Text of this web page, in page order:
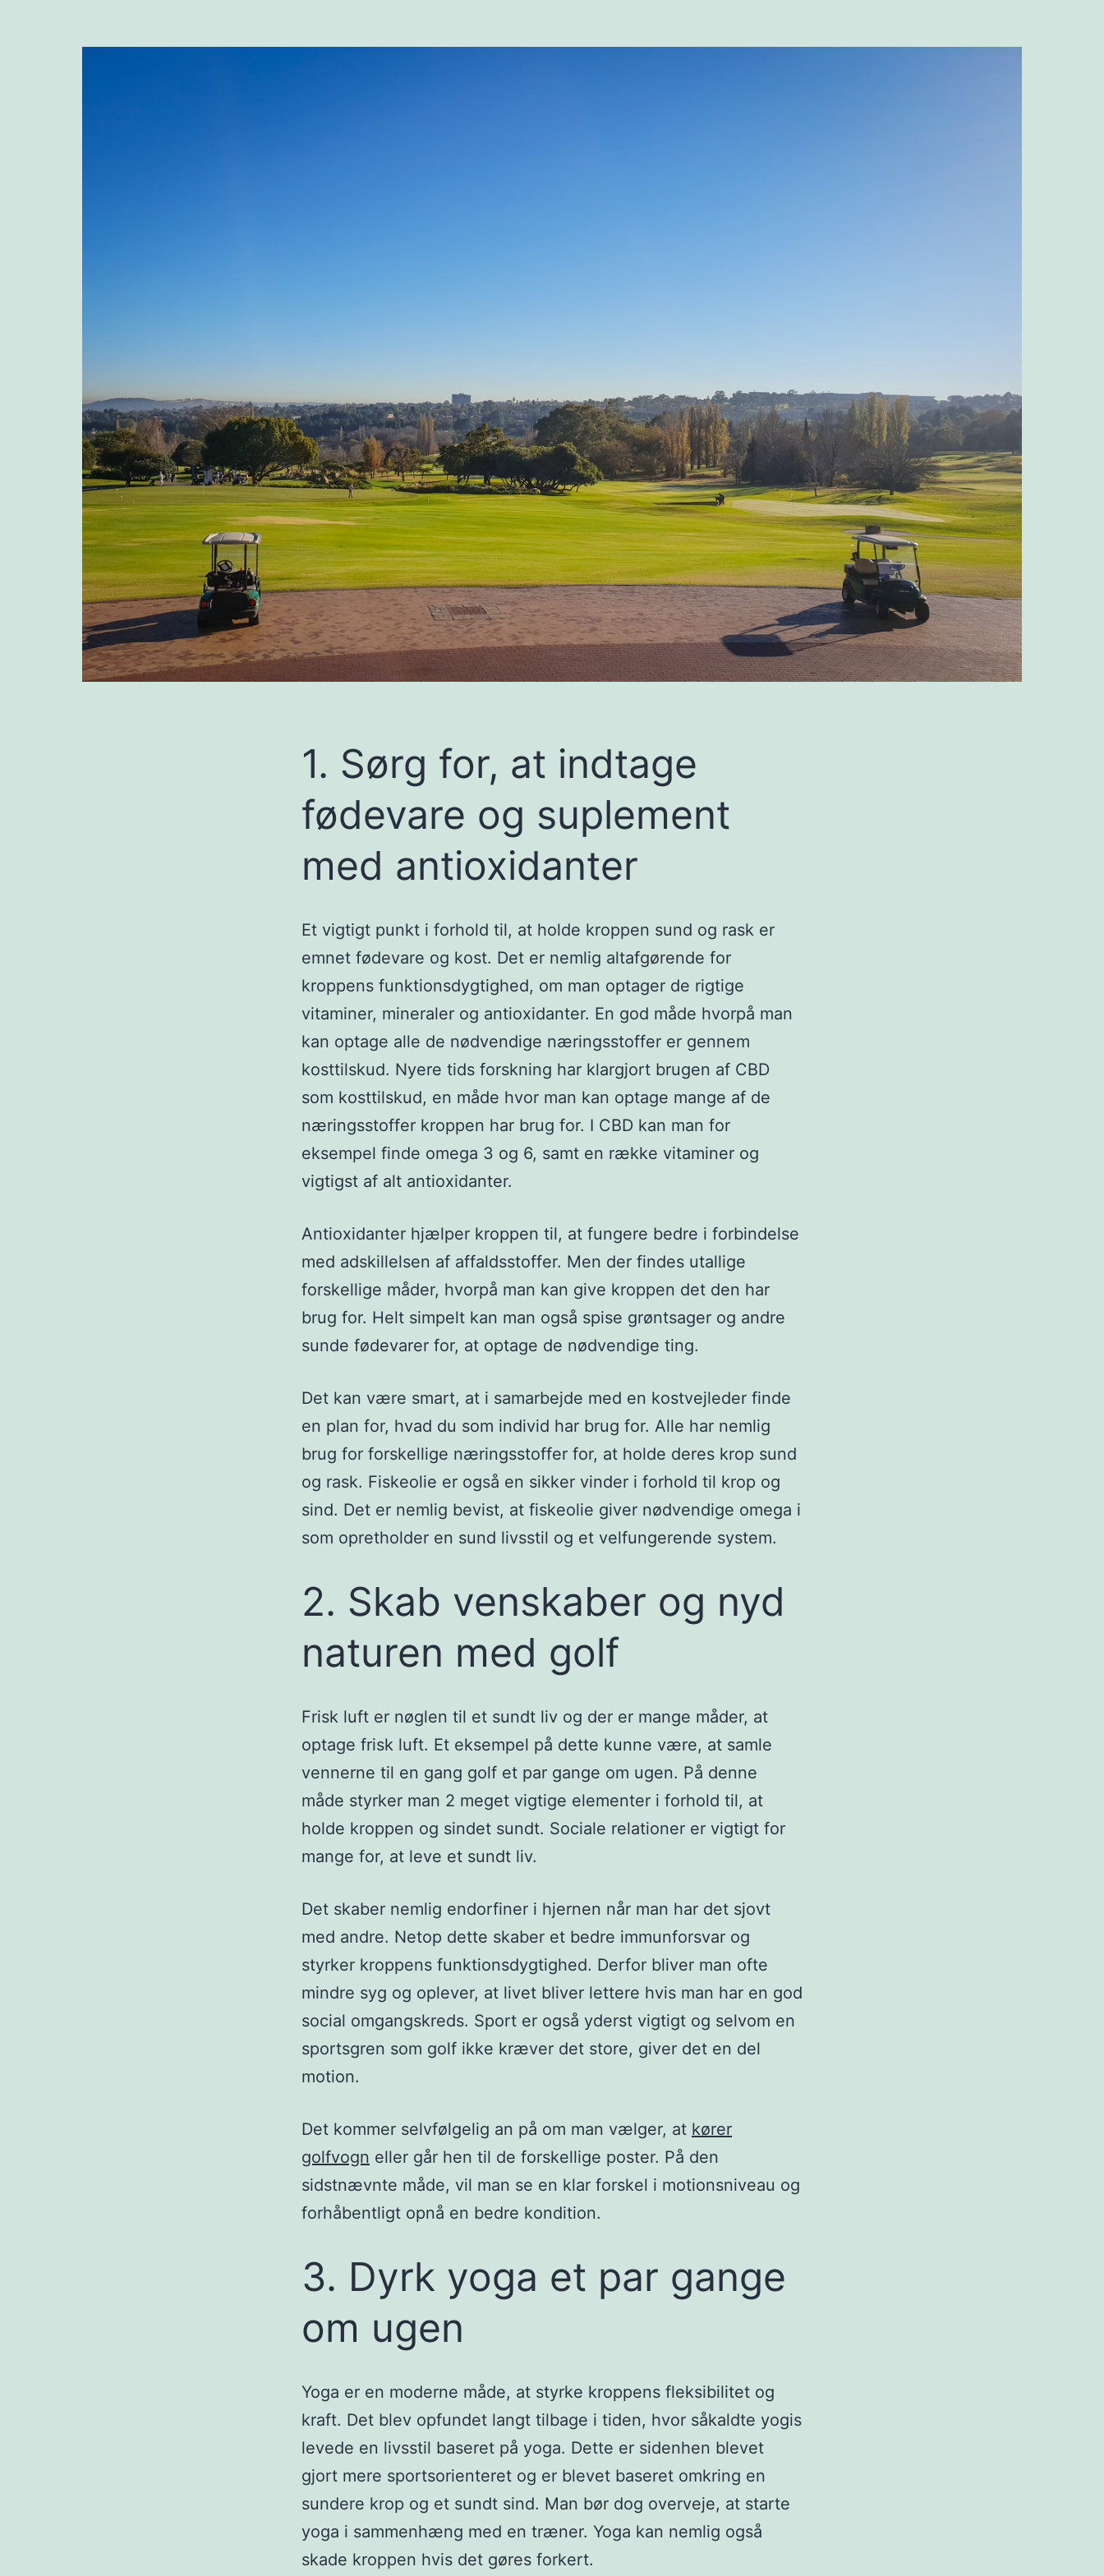
1. Sørg for, at indtage
fødevare og suplement
med antioxidanter
Et vigtigt punkt i forhold til, at holde kroppen sund og rask er
emnet fødevare og kost. Det er nemlig altafgørende for
kroppens funktionsdygtighed, om man optager de rigtige
vitaminer, mineraler og antioxidanter. En god måde hvorpå man
kan optage alle de nødvendige næringsstoffer er gennem
kosttilskud. Nyere tids forskning har klargjort brugen af CBD
som kosttilskud, en måde hvor man kan optage mange af de
næringsstoffer kroppen har brug for. I CBD kan man for
eksempel finde omega 3 og 6, samt en række vitaminer og
vigtigst af alt antioxidanter.
Antioxidanter hjælper kroppen til, at fungere bedre i forbindelse
med adskillelsen af affaldsstoffer. Men der findes utallige
forskellige måder, hvorpå man kan give kroppen det den har
brug for. Helt simpelt kan man også spise grøntsager og andre
sunde fødevarer for, at optage de nødvendige ting.
Det kan være smart, at i samarbejde med en kostvejleder finde
en plan for, hvad du som individ har brug for. Alle har nemlig
brug for forskellige næringsstoffer for, at holde deres krop sund
og rask. Fiskeolie er også en sikker vinder i forhold til krop og
sind. Det er nemlig bevist, at fiskeolie giver nødvendige omega i
som opretholder en sund livsstil og et velfungerende system.
2. Skab venskaber og nyd
naturen med golf
Frisk luft er nøglen til et sundt liv og der er mange måder, at
optage frisk luft. Et eksempel på dette kunne være, at samle
vennerne til en gang golf et par gange om ugen. På denne
måde styrker man 2 meget vigtige elementer i forhold til, at
holde kroppen og sindet sundt. Sociale relationer er vigtigt for
mange for, at leve et sundt liv.
Det skaber nemlig endorfiner i hjernen når man har det sjovt
med andre. Netop dette skaber et bedre immunforsvar og
styrker kroppens funktionsdygtighed. Derfor bliver man ofte
mindre syg og oplever, at livet bliver lettere hvis man har en god
social omgangskreds. Sport er også yderst vigtigt og selvom en
sportsgren som golf ikke kræver det store, giver det en del
motion.
Det kommer selvfølgelig an på om man vælger, at kører
golfvogn eller går hen til de forskellige poster. På den
sidstnævnte måde, vil man se en klar forskel i motionsniveau og
forhåbentligt opnå en bedre kondition.
3. Dyrk yoga et par gange
om ugen
Yoga er en moderne måde, at styrke kroppens fleksibilitet og
kraft. Det blev opfundet langt tilbage i tiden, hvor såkaldte yogis
levede en livsstil baseret på yoga. Dette er sidenhen blevet
gjort mere sportsorienteret og er blevet baseret omkring en
sundere krop og et sundt sind. Man bør dog overveje, at starte
yoga i sammenhæng med en træner. Yoga kan nemlig også
skade kroppen hvis det gøres forkert.